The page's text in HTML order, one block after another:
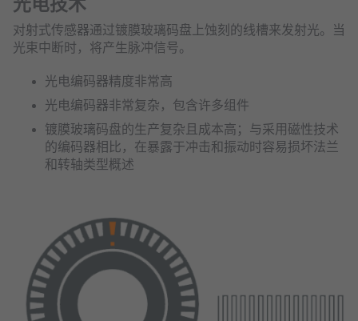
对射式传感器通过镀膜玻璃码盘上蚀刻的线槽来发射光。当
光束中断时，将产生脉冲信号。
光电编码器精度非常高
光电编码器非常复杂，包含许多组件
镀膜玻璃码盘的生产复杂且成本高；与采用磁性技术
的编码器相比，在暴露于冲击和振动时容易损坏法兰
和转轴类型概述